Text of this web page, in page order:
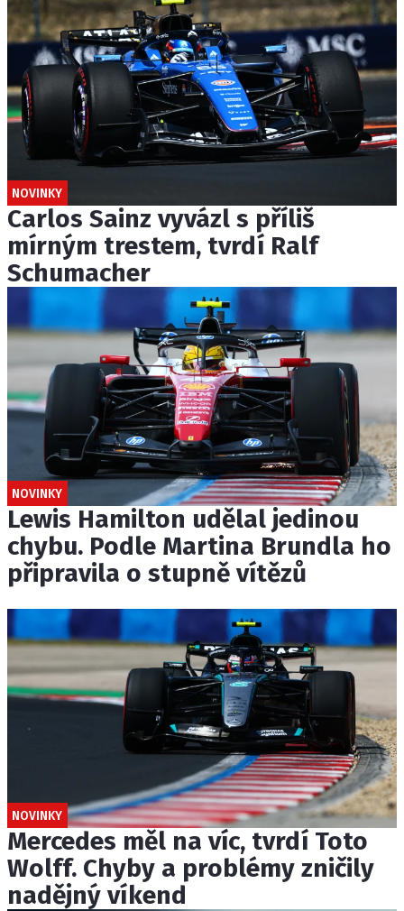
NOVINKY
Carlos Sainz vyvázl s příliš
mírným trestem, tvrdí Ralf
Schumacher
NOVINKY
Lewis Hamilton udělal jedinou
chybu. Podle Martina Brundla ho
připravila o stupně vítězů
NOVINKY
Mercedes měl na víc, tvrdí Toto
Wolff. Chyby a problémy zničily
nadějný víkend